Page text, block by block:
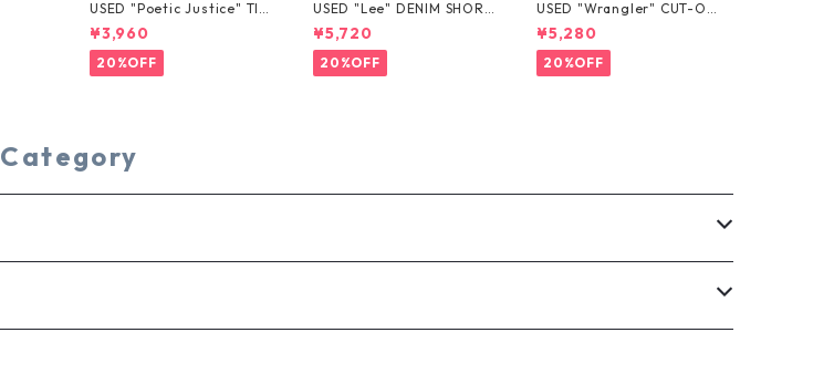
USED "Poetic Justice" TIE
-DYE TEE
¥3,960
20%OFF
USED "Lee" DENIM SHORT
S
¥5,720
20%OFF
USED "Wrangler" CUT-OF
F DENIM SHORTS
¥5,280
20%OFF
Category